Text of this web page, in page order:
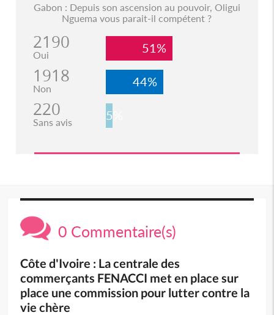
Gabon : Depuis son ascension au pouvoir, Oligui
Nguema vous parait-il compétent ?
2190
Oui 51%
1918
Non 44%
220
Sans avis 5%
0 Commentaire(s)
Côte d'Ivoire : La centrale des
commerçants FENACCI met en place sur
place une commission pour lutter contre la
vie chère